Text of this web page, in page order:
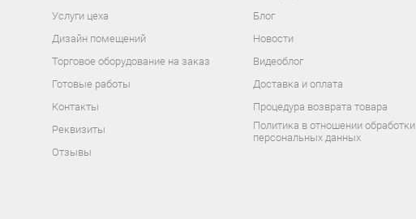
Услуги цеха
Дизайн помещений
Торговое оборудование на заказ
Готовые работы
Контакты
Реквизиты
Отзывы
Блог
Новости
Видеоблог
Доставка и оплата
Процедура возврата товара
Политика в отношении обработки
персональных данных